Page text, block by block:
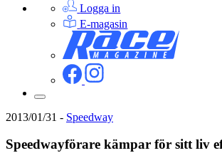
Logga in
E-magasin
2013/01/31 - Speedway
Speedwayförare kämpar för sitt liv